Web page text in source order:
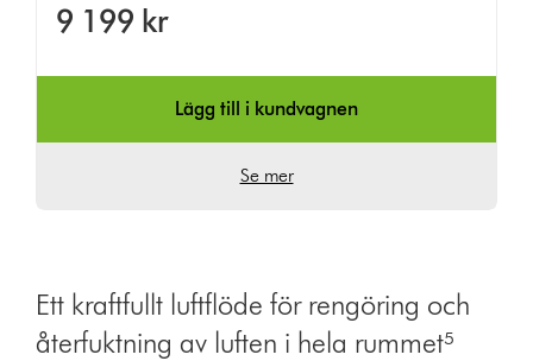
9 199 kr
Lägg till i kundvagnen
Se mer
Ett kraftfullt luftflöde för rengöring och
återfuktning av luften i hela rummet⁵